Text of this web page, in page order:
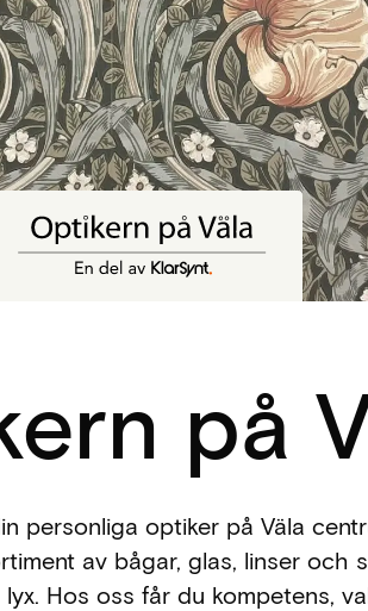
på
personliga optiker på Väla
av bågar, glas, linser och
Hos oss får du kompetens,